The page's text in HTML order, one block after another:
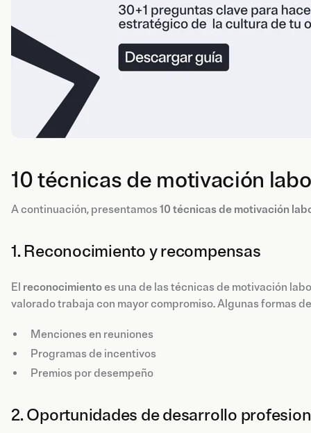
10 técnicas de motivación
A continuación, presentamos 10 técnicas de motivación
1. Reconocimiento y recompensas
El reconocimientoes una de las técnicas de motivación
valorado trabaja con mayor compromiso. Algunas formas
Menciones en reuniones
Programas de incentivos
Premios por desempeño
2. Oportunidades de desarrollo